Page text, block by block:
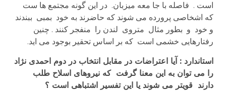
است . فاصله با جا معه میزبان. در این گونه مجتمع ها ست
که اشخاصی پرورده می شوند که حاضرند به خود بمبی ببندند
و خود و بطور مثال متروی لندن را منفجر کنند . چنین
رفتارهایی خشمی است که بر اساس تحقیر بوجود می اید.
استاندارد : آیا اعتراضات در مقابل انتخاب در دوم احمدی نژاد
را می توان به این معنا گرفت که نیروهای اسلاح طلب
دارند قویتر می شوند یا این تفسیر اشتباهی است ؟